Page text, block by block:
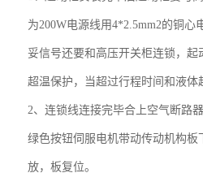
为200W电源线用4*2.5mm2的铜
妥信号还要和高压开关柜连锁，起
超温保护，当超过行程时间和液体
2、连锁线连接完毕合上空气断路
绿色按钮伺服电机带动传动机构
放，板复位。